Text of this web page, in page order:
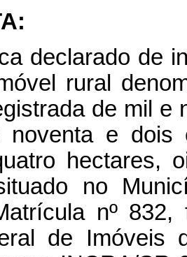
declarado de
rural
de mil e
noventa e dois
hectares,
no
nº
de Imóveis